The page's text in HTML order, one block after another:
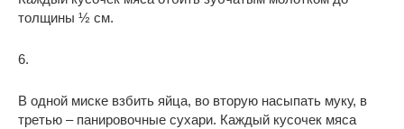
толщины ½ см.
6.
В одной миске взбить яйца, во вторую насыпать муку, в
третью – панировочные сухари. Каждый кусочек мяса